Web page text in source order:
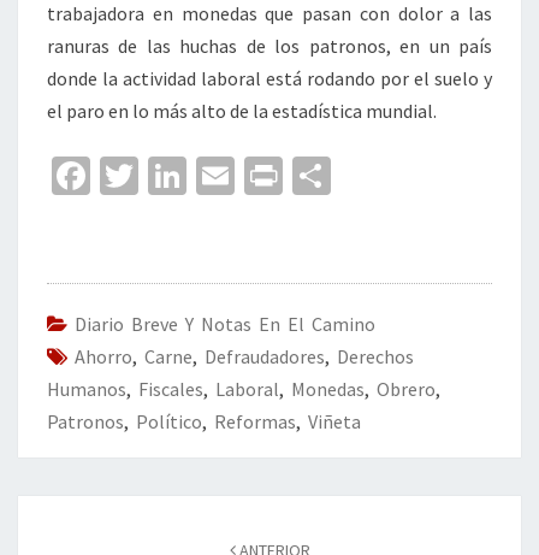
trabajadora en monedas que pasan con dolor a las
ranuras de las huchas de los patronos, en un país
donde la actividad laboral está rodando por el suelo y
el paro en lo más alto de la estadística mundial.
Fa
o
o
k
T
er
Li
dI
n
E
l
Pr
p
ar
tir
Diario Breve Y Notas En El Camino
Ahorro, Carne, Defraudadores, Derechos
Humanos, Fiscales, Laboral, Monedas, Obrero,
Patronos, Político, Reformas, Viñeta
ANTERIOR